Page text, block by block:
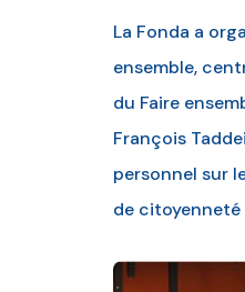
La Fonda a
ensemble,
du Faire
François
personnel sur
de citoyenneté